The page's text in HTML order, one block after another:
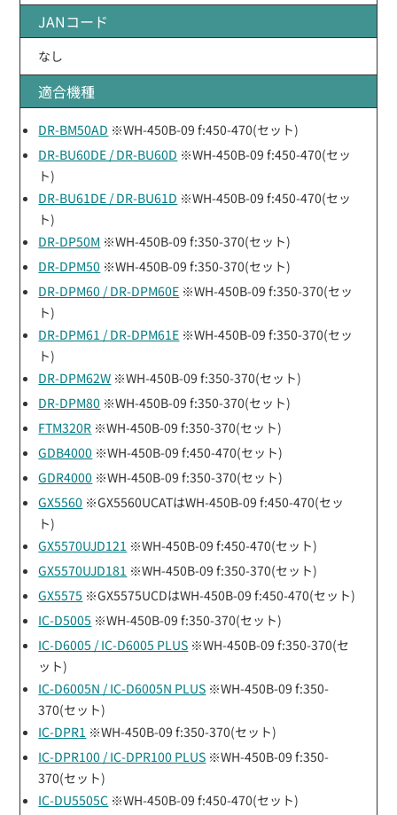
JANコード
なし
適合機種
DR-BM50AD ※WH-450B-09 f:450-470(セット)
DR-BU60DE / DR-BU60D ※WH-450B-09 f:450-470(セッ
ト)
DR-BU61DE / DR-BU61D ※WH-450B-09 f:450-470(セッ
ト)
DR-DP50M ※WH-450B-09 f:350-370(セット)
DR-DPM50 ※WH-450B-09 f:350-370(セット)
DR-DPM60 / DR-DPM60E ※WH-450B-09 f:350-370(セッ
ト)
DR-DPM61 / DR-DPM61E ※WH-450B-09 f:350-370(セッ
ト)
DR-DPM62W ※WH-450B-09 f:350-370(セット)
DR-DPM80 ※WH-450B-09 f:350-370(セット)
FTM320R ※WH-450B-09 f:350-370(セット)
GDB4000 ※WH-450B-09 f:450-470(セット)
GDR4000 ※WH-450B-09 f:350-370(セット)
GX5560 ※GX5560UCATはWH-450B-09 f:450-470(セッ
ト)
GX5570UJD121 ※WH-450B-09 f:450-470(セット)
GX5570UJD181 ※WH-450B-09 f:350-370(セット)
GX5575 ※GX5575UCDはWH-450B-09 f:450-470(セット)
IC-D5005 ※WH-450B-09 f:350-370(セット)
IC-D6005 / IC-D6005 PLUS ※WH-450B-09 f:350-370(セ
ット)
IC-D6005N / IC-D6005N PLUS ※WH-450B-09 f:350-
370(セット)
IC-DPR1 ※WH-450B-09 f:350-370(セット)
IC-DPR100 / IC-DPR100 PLUS ※WH-450B-09 f:350-
370(セット)
IC-DU5505C ※WH-450B-09 f:450-470(セット)